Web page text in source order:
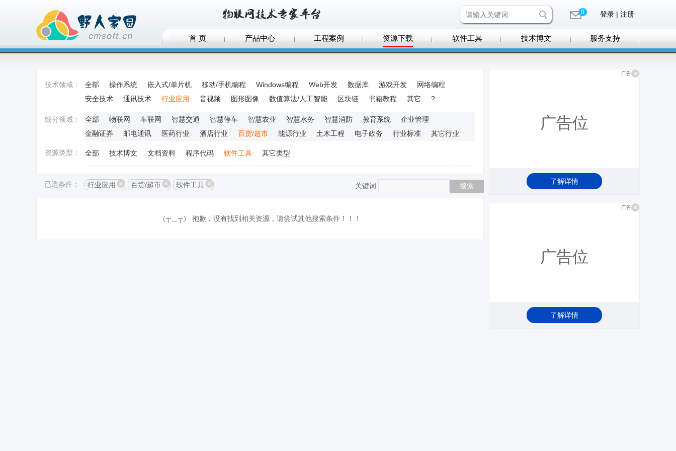
0 登录 | 注册
首 页 产品中心 工程案例 资源下载 软件工具 技术博文 服务支持
技术领域： 全部 操作系统 嵌入式/单片机 移动/手机编程 Windows编程 Web开发 数据库 游戏开发
网络编程
安全技术
通讯技术 行业应用 音视频 图形图像 数值算法/人工智能 区块链 书籍教程 其它 ?
细分领域： 全部 物联网 车联网 智慧交通 智慧停车 智慧农业 智慧水务 智慧消防 教育系统
企业管理
金融证券
邮电通讯 医药行业 酒店行业 百货/超市 能源行业 土木工程 电子政务 行业标准 其它行业
资源类型： 全部 技术博文 文档资料 程序代码 软件工具 其它类型
已选条件： 行业应用 百货/超市 软件工具 关键词
（┬＿┬） 抱歉，没有找到相关资源，请尝试其他搜索条件！！！
广告
广告位
了解详情
广告
广告位
了解详情